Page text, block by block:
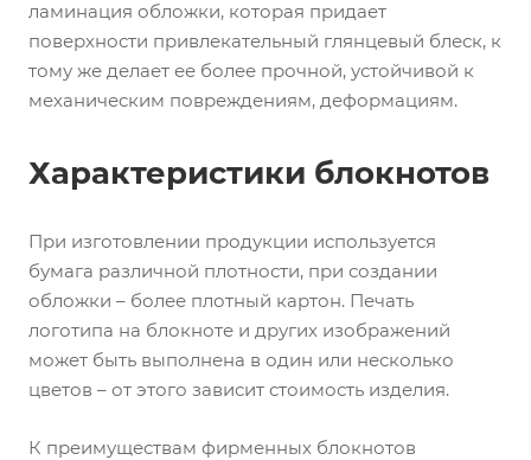
ламинация обложки, которая придает
поверхности привлекательный глянцевый блеск, к
тому же делает ее более прочной, устойчивой к
механическим повреждениям, деформациям.
Характеристики блокнотов
При изготовлении продукции используется
бумага различной плотности, при создании
обложки – более плотный картон. Печать
логотипа на блокноте и других изображений
может быть выполнена в один или несколько
цветов – от этого зависит стоимость изделия.
К преимуществам фирменных блокнотов